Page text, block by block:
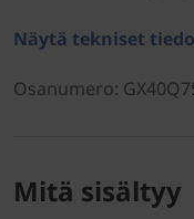
Näytä tekniset
Osanumero:
Mitä sisältyy